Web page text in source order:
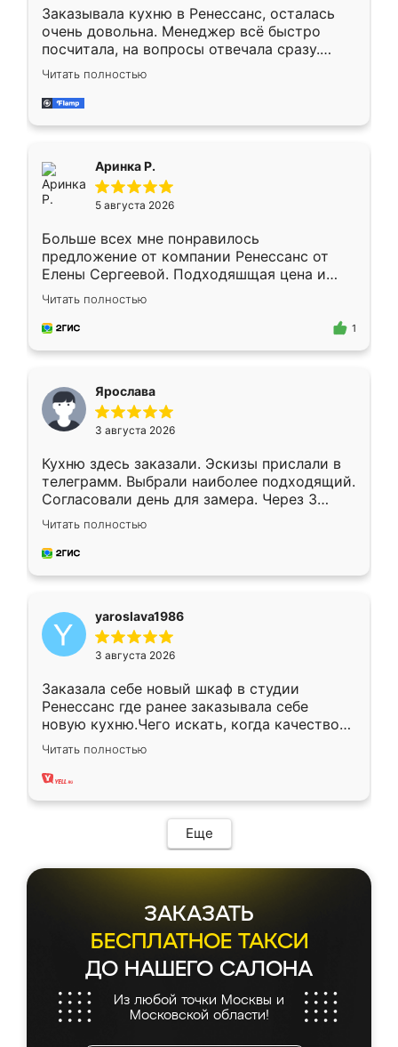
Заказывала кухню в Ренессанс, осталась
очень довольна. Менеджер всё быстро
посчитала, на вопросы отвечала сразу.
Замерщик приехал в субботу, подошёл к
делу со всей ответственностью. Собрали
за день, ребята работали аккуратно, даже
Читать полностью
Аринка Р.
5 августа 2026
Больше всех мне понравилось
предложение от компании Ренессанс от
Елены Сергеевой. Подходяшщая цена и
короткие сроки изготовления. Приехавший
для замера сотрудник Владислав
предложил по моему эскизу самый
Читать полностью
1
Ярослава
3 августа 2026
Кухню здесь заказали. Эскизы прислали в
телеграмм. Выбрали наиболее подходящий.
Согласовали день для замера. Через 3
недели кухня была уже готова. Остались
довольны работой. Спасибо Ренессанс
мебель за качественную работу!
Читать полностью
yaroslava1986
3 августа 2026
Заказала себе новый шкаф в студии
Ренессанс где ранее заказывала себе
новую кухню.Чего искать, когда качеством
вполне довольна. Служит кухня уже почти
два года, нареканий нет.
Читать полностью
Еще
ЗАКАЗАТЬ
БЕСПЛАТНОЕ ТАКСИ
ДО НАШЕГО САЛОНА
Из любой точки Москвы и
Московской области!